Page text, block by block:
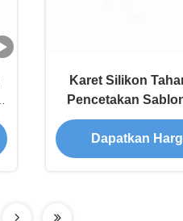
Karet Silikon
Pencetakan
Emboss untuk
Elektronik
Dapatkan